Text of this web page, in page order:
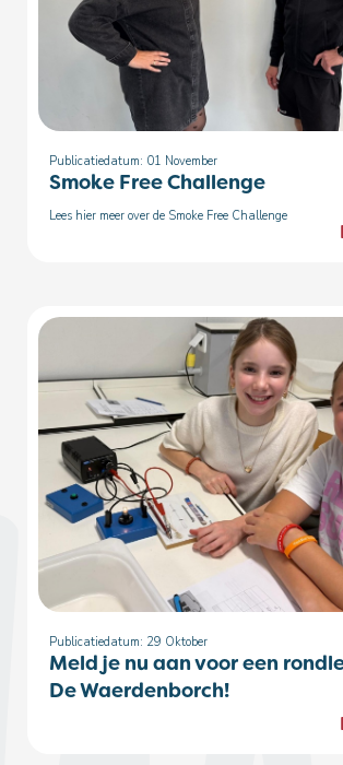
Publicatiedatum: 01 November
Smoke Free Challenge
Lees hier meer over de Smoke Free Challenge
Publicatiedatum: 29 Oktober
Meld je nu aan voor een
De Waerdenborch!